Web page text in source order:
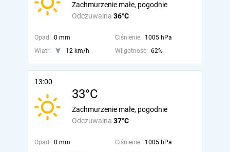
Odczuwalna 36°C
Zachmurzenie małe, pogodnie
Opad: 0 mm Ciśnienie: 1005 hPa
Wiatr:
12 km/h Wilgotność: 62%
13:00
33°C
Odczuwalna 37°C
Zachmurzenie małe, pogodnie
Opad: 0 mm Ciśnienie: 1005 hPa